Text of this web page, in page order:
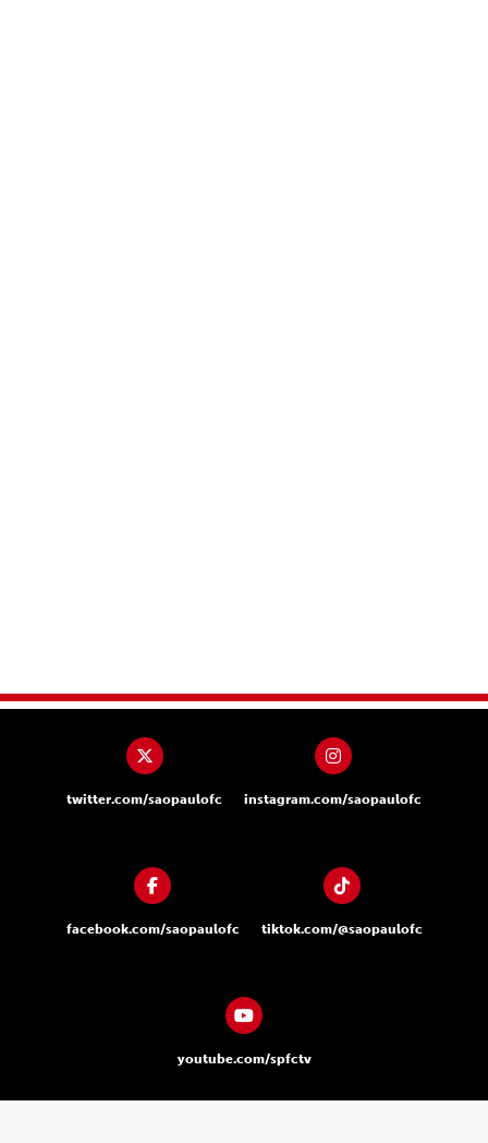
twitter.com/saopaulofc instagram.com/saopaulofc
facebook.com/saopaulofc tiktok.com/@saopaulofc
youtube.com/spfctv